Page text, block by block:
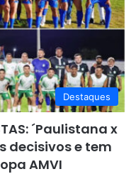
Destaques
´Paulistana x
decisivos e tem
AMVI